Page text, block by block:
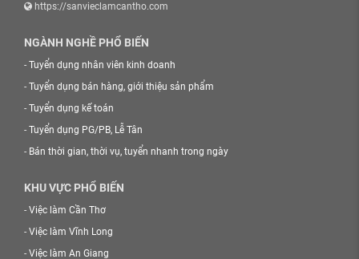
https://sanvieclamcantho.com
NGÀNH NGHỀ PHỔ BIẾN
- Tuyển dụng nhân viên kinh doanh
- Tuyển dụng bán hàng, giới thiệu sản phẩm
- Tuyển dụng kế toán
- Tuyển dụng PG/PB, Lễ Tân
- Bán thời gian, thời vụ, tuyển nhanh trong ngày
KHU VỰC PHỔ BIẾN
- Việc làm Cần Thơ
- Việc làm Vĩnh Long
- Việc làm An Giang